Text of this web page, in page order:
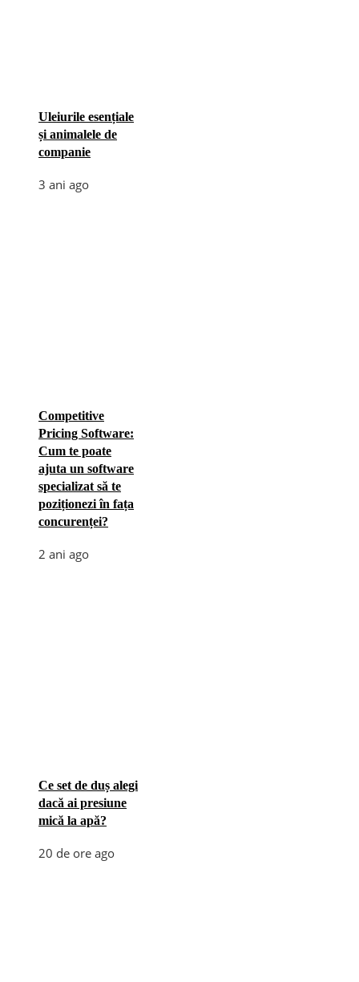
Uleiurile esențiale
și animalele de
companie
3 ani ago
Competitive
Pricing Software:
Cum te poate
ajuta un software
specializat să te
poziționezi în fața
concurenței?
2 ani ago
Ce set de duș alegi
dacă ai presiune
mică la apă?
20 de ore ago